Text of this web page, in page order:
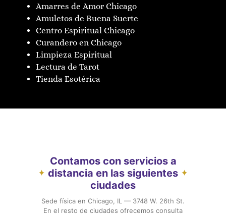
Amarres de Amor Chicago
Amuletos de Buena Suerte
Centro Espiritual Chicago
Curandero en Chicago
Limpieza Espiritual
Lectura de Tarot
Tienda Esotérica
✦
Contamos con servicios a
distancia en las siguientes
ciudades
✦
Sede física en Chicago, IL — 3748 W. 26th St.
En el resto de ciudades ofrecemos consulta